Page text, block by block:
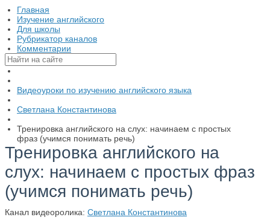
Главная
Изучение английского
Для школы
Рубрикатор каналов
Комментарии
Видеоуроки по изучению английского языка
Светлана Константинова
Тренировка английского на слух: начинаем с простых
фраз (учимся понимать речь)
Тренировка английского на
слух: начинаем с простых фраз
(учимся понимать речь)
Канал видеоролика: Светлана Константинова